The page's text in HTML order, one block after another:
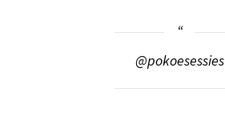
@pokoesessies